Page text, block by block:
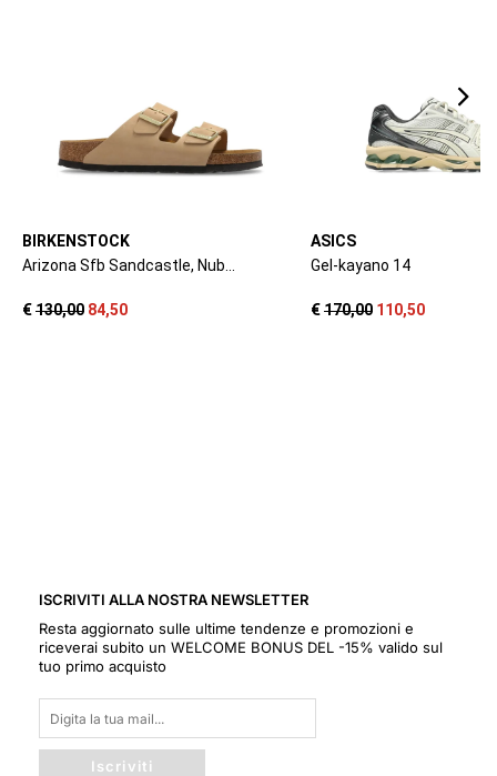
ISCRIVITI ALLA NOSTRA NEWSLETTER
Resta aggiornato sulle ultime tendenze e promozioni e
riceverai subito un WELCOME BONUS DEL -15% valido sul
tuo primo acquisto
Iscriviti